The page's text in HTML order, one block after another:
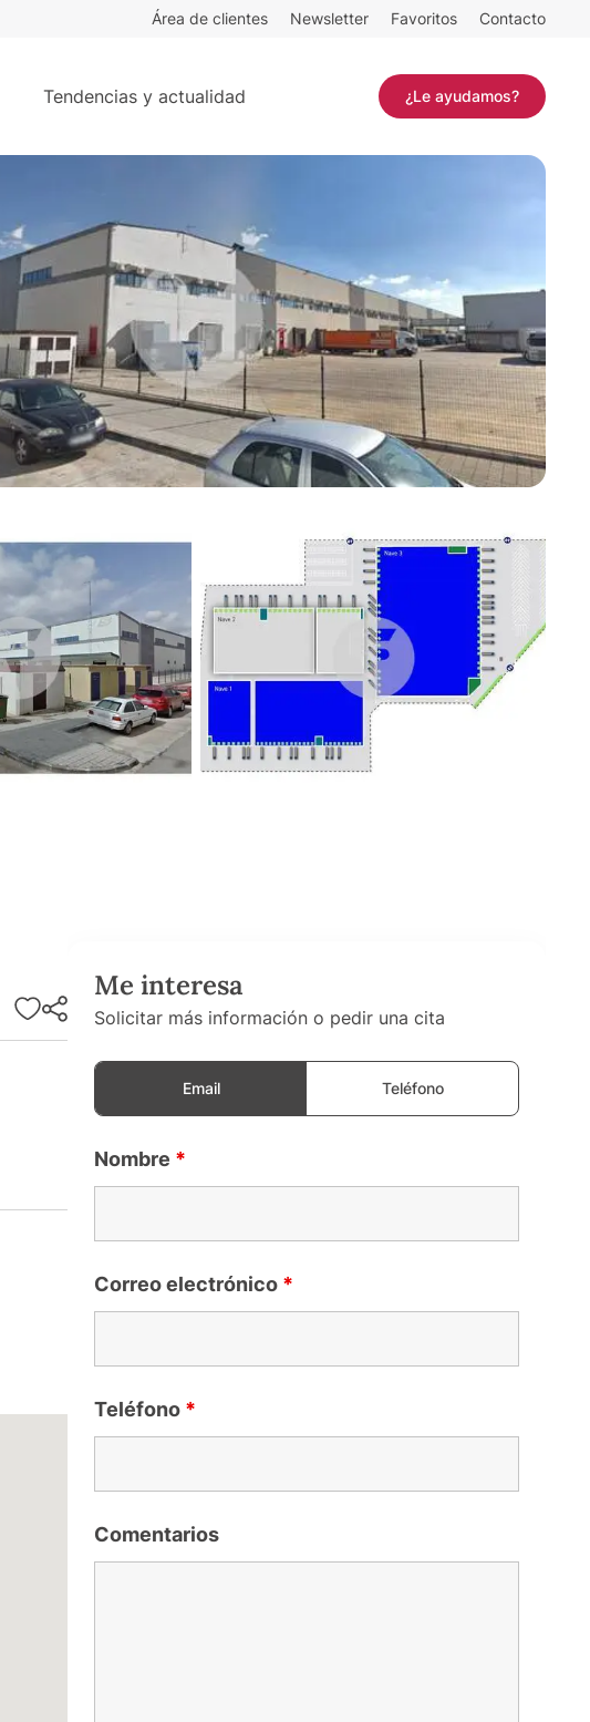
Área de clientes Newsletter Favoritos Contacto
Tendencias y actualidad ¿Le ayudamos?
Me interesa
Solicitar más información o pedir una cita
Email Teléfono
Nombre *
Correo electrónico *
Teléfono *
Comentarios